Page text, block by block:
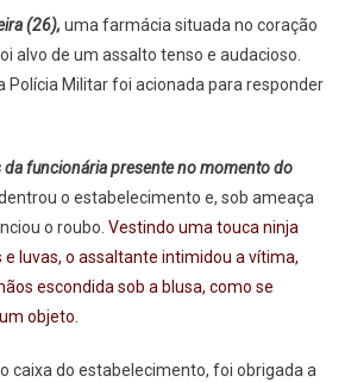
(26), uma farmácia situada no coração
alvo de um assalto tenso e audacioso.
Polícia Militar foi acionada para responder
funcionária presente no momento do
o estabelecimento e, sob ameaça
o roubo. Vestindo uma touca ninja
luvas, o assaltante intimidou a vítima,
escondida sob a blusa, como se
objeto.
caixa do estabelecimento, foi obrigada a